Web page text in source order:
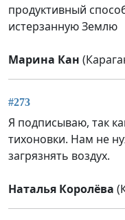
продуктивный
истерзанную Землю
Марина Кан
#273
Я подписываю, так
тихоновки. Нам не
загрязнять воздух.
Наталья Королёва